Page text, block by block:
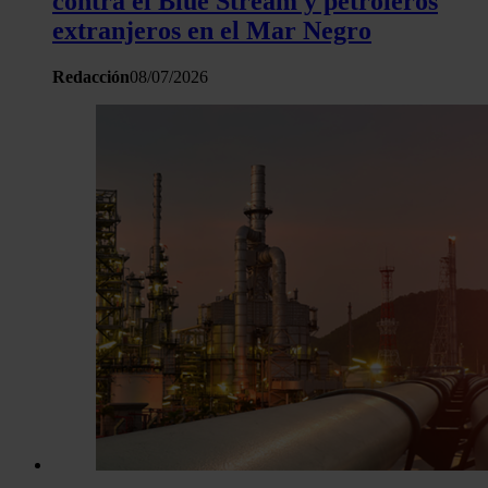
extranjeros en el Mar Negro
Redacción08/07/2026